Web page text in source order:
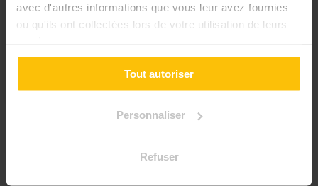
avec d'autres informations que vous leur avez fournies
ou qu'ils ont collectées lors de votre utilisation de leurs
Tout autoriser
Personnaliser
Refuser
4.00
♻️Votre mission: renforcez
Escape game
✈️ Envolez-vous vers une